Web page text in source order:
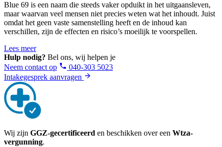
Blue 69 is een naam die steeds vaker opduikt in het uitgaansleven,
maar waarvan veel mensen niet precies weten wat het inhoudt. Juist
omdat het geen vaste samenstelling heeft en de inhoud kan
verschillen, zijn de effecten en risico’s moeilijk te voorspellen.
Lees meer
Hulp nodig? Bel ons, wij helpen je
Neem contact op
040-303 5023
Intakegesprek aanvragen
Wij zijn GGZ-gecertificeerd en beschikken over een Wtza-
vergunning.